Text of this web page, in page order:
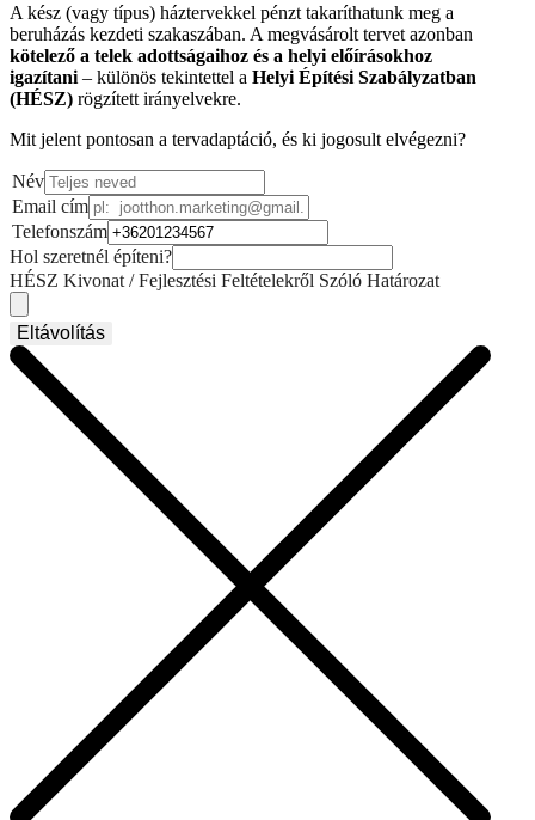
A kész (vagy típus) háztervekkel pénzt takaríthatunk meg a
beruházás kezdeti szakaszában. A megvásárolt tervet azonban
kötelező a telek adottságaihoz és a helyi előírásokhoz
igazítani – különös tekintettel a Helyi Építési Szabályzatban
(HÉSZ) rögzített irányelvekre.
Mit jelent pontosan a tervadaptáció, és ki jogosult elvégezni?
Név
Email cím
Telefonszám
Hol szeretnél építeni?
HÉSZ Kivonat / Fejlesztési Feltételekről Szóló Határozat
Eltávolítás